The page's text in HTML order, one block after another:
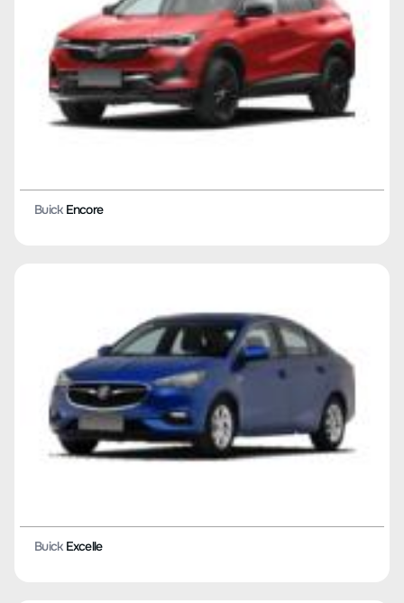
BuickEncore
BuickExcelle